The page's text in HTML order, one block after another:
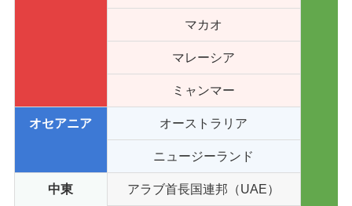
マカオ
マレーシア
ミャンマー
オセアニア オーストラリア
ニュージーランド
中東 アラブ首長国連邦（UAE）